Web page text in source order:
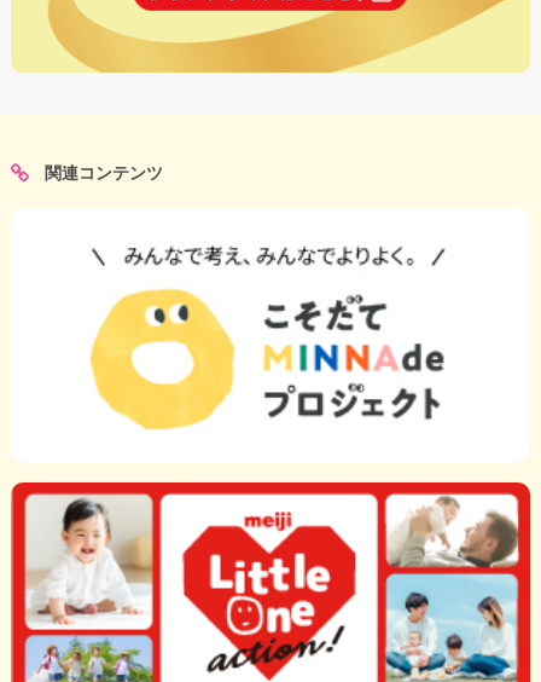
関連コンテンツ